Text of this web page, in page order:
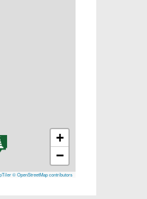
+
−
© OpenStreetMap contributors